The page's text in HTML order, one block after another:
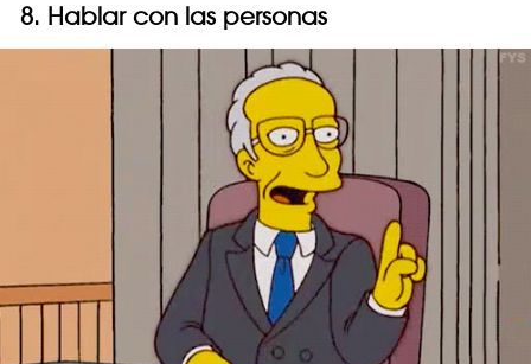
8. Hablar con las personas